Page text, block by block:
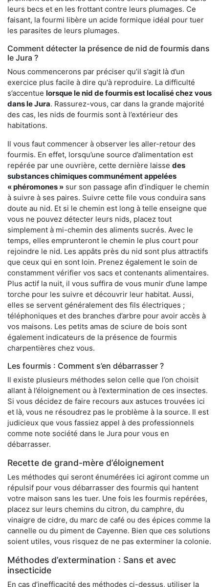
leurs becs et en les frottant contre leurs plumages. Ce
faisant, la fourmi libère un acide formique idéal pour tuer
les parasites de leurs plumages.
Comment détecter la présence de nid de fourmis dans
le Jura ?
Nous commencerons par préciser qu’il s’agit là d’un
exercice plus facile à dire qu'à reproduire. La difficulté
s’accentue lorsque le nid de fourmis est localisé chez vous
dans le Jura. Rassurez-vous, car dans la grande majorité
des cas, les nids de fourmis sont à l’extérieur des
habitations.
Il vous faut commencer à observer les aller-retour des
fourmis. En effet, lorsqu’une source d’alimentation est
repérée par une ouvrière, cette dernière laisse des
substances chimiques communément appelées
« phéromones » sur son passage afin d’indiquer le chemin
à suivre à ses paires. Suivre cette file vous conduira sans
doute au nid. Et si le chemin est long à telle enseigne que
vous ne pouvez détecter leurs nids, placez tout
simplement à mi-chemin des aliments sucrés. Avec le
temps, elles emprunteront le chemin le plus court pour
rejoindre le nid. Les appâts près du nid sont plus attractifs
que ceux qui en sont loin. Prenez également le soin de
constamment vérifier vos sacs et contenants alimentaires.
Plus actif la nuit, il vous suffira de vous munir d’une lampe
torche pour les suivre et découvrir leur habitat. Aussi,
elles se servent généralement des fils électriques ;
téléphoniques et des branches d’arbre pour avoir accès à
vos maisons. Les petits amas de sciure de bois sont
également indicateurs de la présence de fourmis
charpentières chez vous.
Les fourmis : Comment s’en débarrasser ?
Il existe plusieurs méthodes selon celle que l’on choisit
allant à l’éloignement ou à l’extermination de ces insectes.
Si vous décidez de faire recours aux astuces trouvées ici
et là, vous ne résoudrez pas le problème à la source. Il est
judicieux que vous fassiez appel à des professionnels
comme note société dans le Jura pour vous en
débarrasser.
Recette de grand-mère d’éloignement
Les méthodes qui seront énumérées ici agiront comme un
répulsif pour vous débarrasser des fourmis qui hantent
votre maison sans les tuer. Une fois les fourmis repérées,
placez sur leurs chemins du citron, du camphre, du
vinaigre de cidre, du marc de café ou des épices comme la
cannelle ou du piment de Cayenne. Bien que ces solutions
soient utiles, vous risquez de ne pas exterminer la colonie.
Méthodes d’extermination : Sans et avec
insecticide
En cas d’inefficacité des méthodes ci-dessus, utiliser la